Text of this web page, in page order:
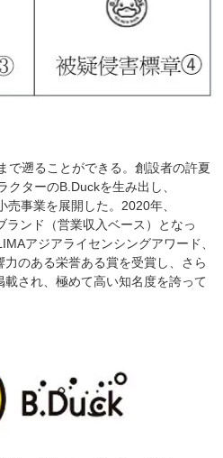
遡ることができる。創設者の許夏
ターのB.Duckを生み出し、
事業を展開した。2020年、
ランド（営業収入ベース）となっ
アジアライセンシングアワード、
のある栄誉ある賞を受賞し、さら
され、極めて高い知名度を誇って